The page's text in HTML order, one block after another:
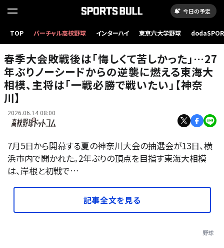
今日の予定
TOP バーチャル高校野球 インターハイ 東京六大学野球
東海大相模の安嶋
春季大会敗戦後は｢悔しくて苦しかった｣…27
年ぶりノーシードからの逆襲に燃える東海大
相模、主将は｢一戦必勝で戦いたい｣【神奈
川】
2026.06.14 08:00
7月5日から開幕する夏の神奈川大会の抽選会が13日、横
浜市内で開かれた。2年ぶりの頂点を目指す東海大相模
は、岸根と初戦で…
記事全文を見る
野球